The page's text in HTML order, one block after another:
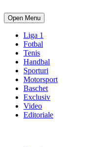
Open Menu
Liga 1
Fotbal
Tenis
Handbal
Sporturi
Motorsport
Baschet
Exclusiv
Video
Editoriale